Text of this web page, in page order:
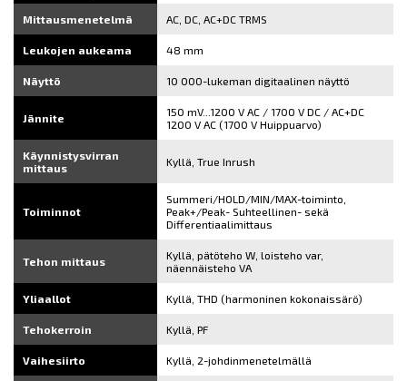
Mittausmenetelmä AC, DC, AC+DC TRMS
Leukojen aukeama 48 mm
Näyttö 10 000-lukeman digitaalinen näyttö
Jännite
150 mV...1200 V AC / 1700 V DC / AC+DC
1200 V AC (1700 V Huippuarvo)
Käynnistysvirran
mittaus
Kyllä, True Inrush
Toiminnot
Summeri/HOLD/MIN/MAX-toiminto,
Peak+/Peak- Suhteellinen- sekä
Differentiaalimittaus
Tehon mittaus
Kyllä, pätöteho W, loisteho var,
näennäisteho VA
Yliaallot Kyllä, THD (harmoninen kokonaissärö)
Tehokerroin Kyllä, PF
Vaihesiirto Kyllä, 2-johdinmenetelmällä